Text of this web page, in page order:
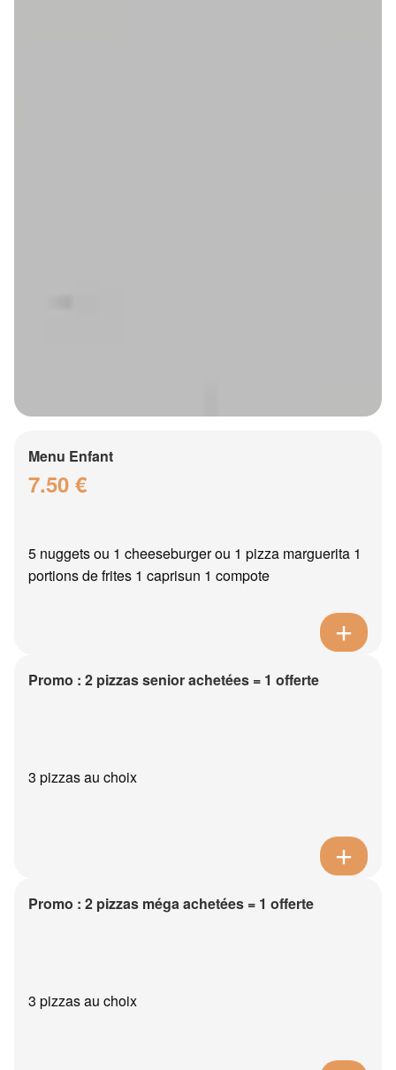
Menu Enfant
7.50 €
5 nuggets ou 1 cheeseburger ou 1 pizza marguerita 1
portions de frites 1 caprisun 1 compote
Promo : 2 pizzas senior achetées = 1 offerte
3 pizzas au choix
Promo : 2 pizzas méga achetées = 1 offerte
3 pizzas au choix